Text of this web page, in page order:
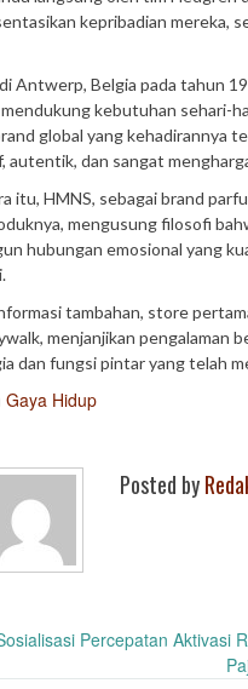
kepribadian mereka,
Antwerp, Belgia pada tahun
kebutuhan sehari-
global yang kehadirannya
autentik, dan sangat
itu, HMNS, sebagai brand
mengusung filosofi
hubungan emosional yang
tambahan, store
menjanjikan pengalaman
dan fungsi pintar yang telah
Gaya Hidup
Posted by
Percepatan Aktivasi